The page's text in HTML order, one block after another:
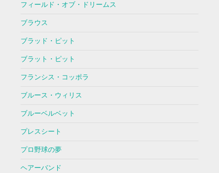
フィールド・オブ・ドリームス
ブラウス
ブラッド・ピット
ブラット・ピット
フランシス・コッポラ
ブルース・ウィリス
ブルーベルベット
プレスシート
プロ野球の夢
ヘアーバンド